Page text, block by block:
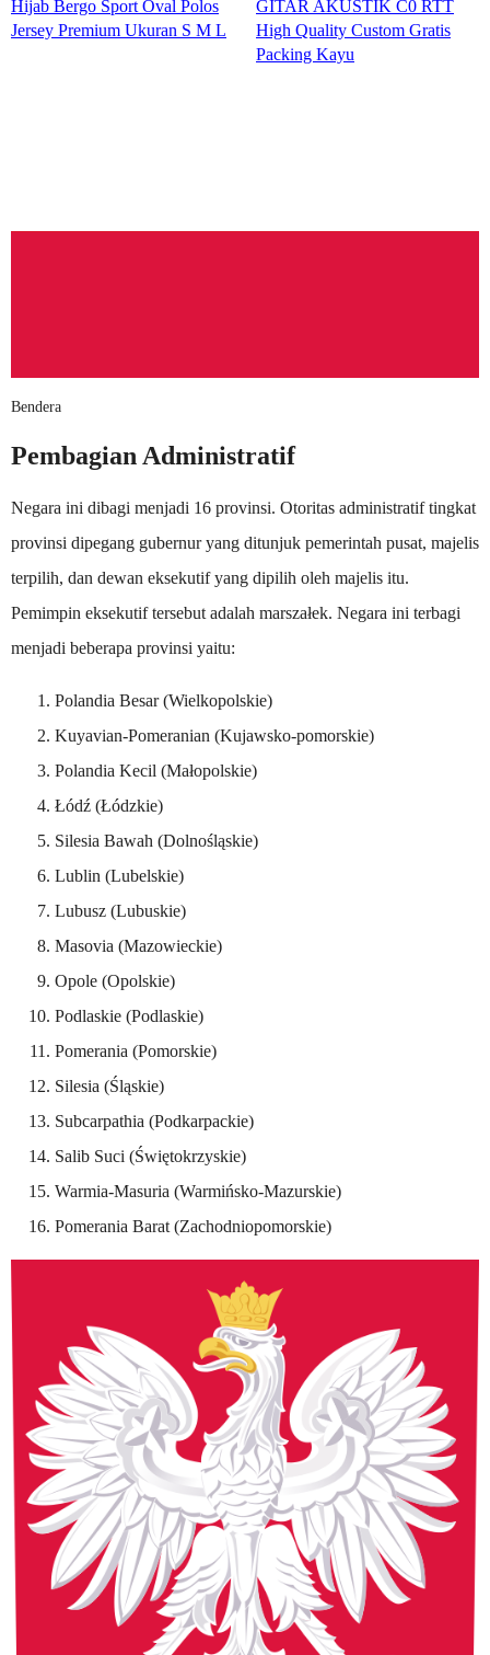
Hijab Bergo Sport Oval Polos
Jersey Premium Ukuran S M L
GITAR AKUSTIK C0 RTT
High Quality Custom Gratis
Packing Kayu
Bendera
Pembagian Administratif
Negara ini dibagi menjadi 16 provinsi. Otoritas administratif tingkat
provinsi dipegang gubernur yang ditunjuk pemerintah pusat, majelis
terpilih, dan dewan eksekutif yang dipilih oleh majelis itu.
Pemimpin eksekutif tersebut adalah marszałek. Negara ini terbagi
menjadi beberapa provinsi yaitu:
Polandia Besar (Wielkopolskie)
Kuyavian-Pomeranian (Kujawsko-pomorskie)
Polandia Kecil (Małopolskie)
Łódź (Łódzkie)
Silesia Bawah (Dolnośląskie)
Lublin (Lubelskie)
Lubusz (Lubuskie)
Masovia (Mazowieckie)
Opole (Opolskie)
Podlaskie (Podlaskie)
Pomerania (Pomorskie)
Silesia (Śląskie)
Subcarpathia (Podkarpackie)
Salib Suci (Świętokrzyskie)
Warmia-Masuria (Warmińsko-Mazurskie)
Pomerania Barat (Zachodniopomorskie)